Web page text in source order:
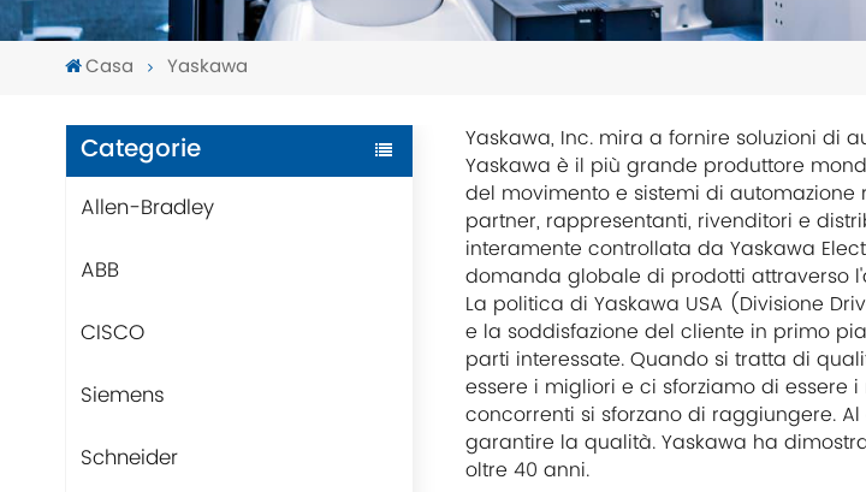
Casa Yaskawa
Categorie
Allen-Bradley
ABB
CISCO
Siemens
Schneider
Yaskawa, Inc. mira a fornire soluzioni di
Yaskawa è il più grande produttore
del movimento e sistemi di
partner, rappresentanti, rivenditori e
interamente controllata da Yaskawa
domanda globale di prodotti attraverso
La politica di Yaskawa USA (Divisione
e la soddisfazione del cliente in primo
parti interessate. Quando si tratta di
essere i migliori e ci sforziamo di essere
concorrenti si sforzano di raggiungere.
garantire la qualità. Yaskawa ha
oltre 40 anni.